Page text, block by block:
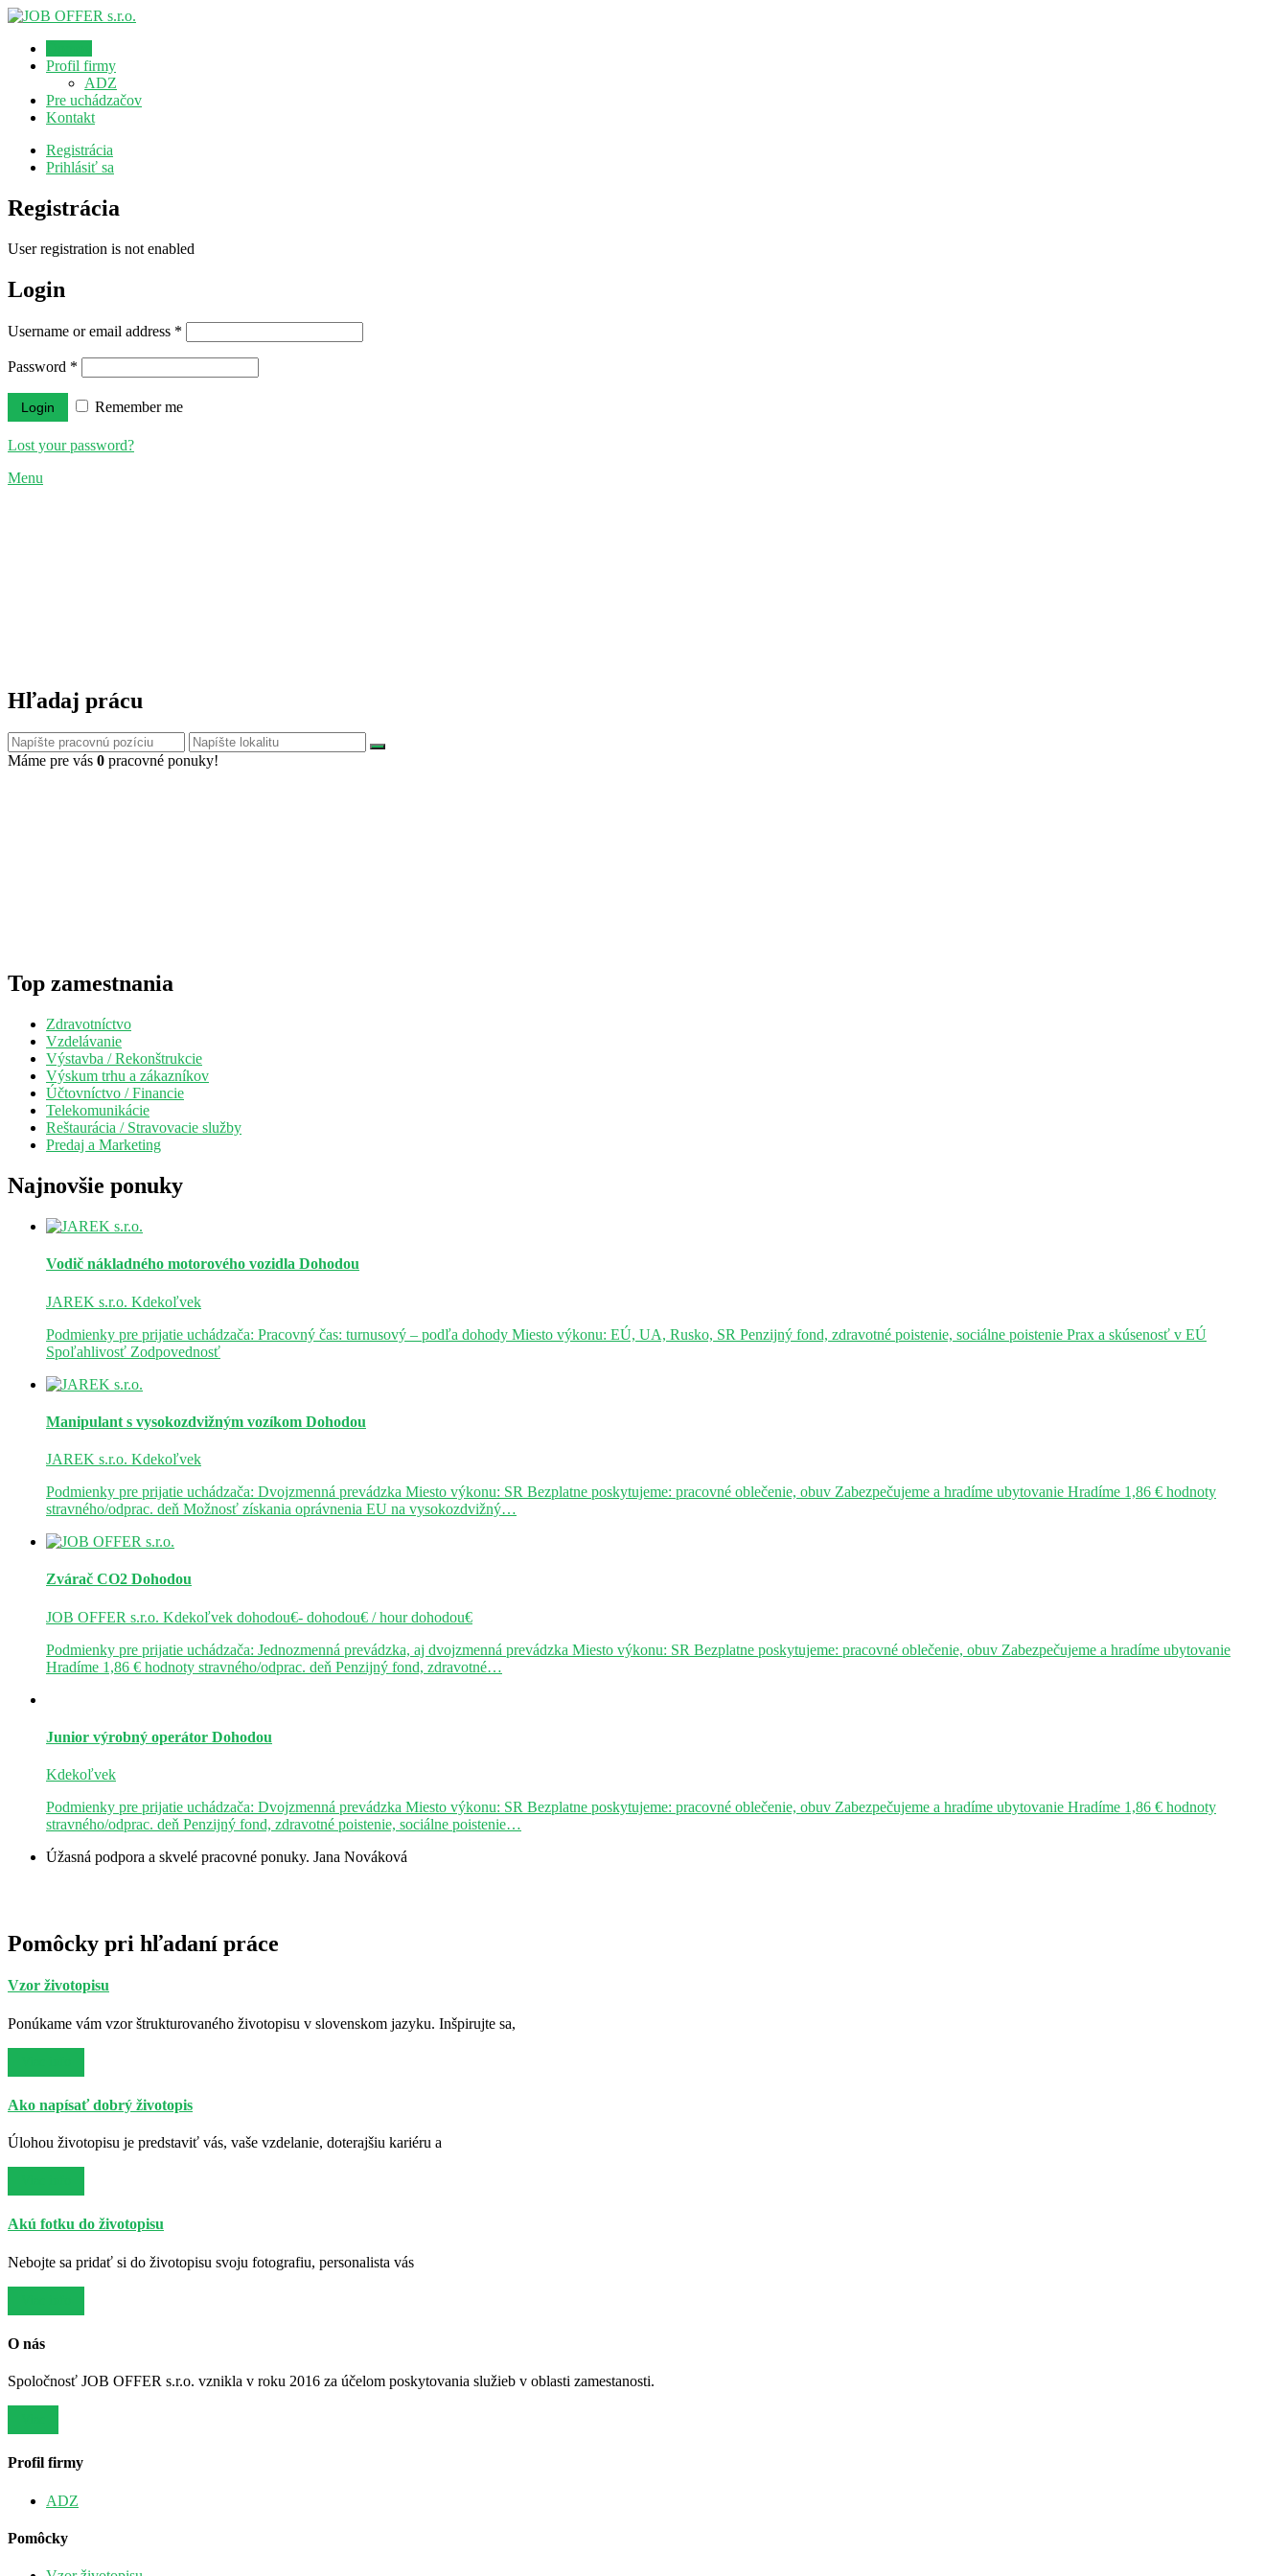
Profil firmy
ADZ
Pre uchádzačov
Kontakt
Registrácia
Prihlásiť sa
Registrácia
User registration is not enabled
Login
Username or email address *
Password *
Remember me
Lost your password?
Menu
Hľadaj prácu
Máme pre vás 0 pracovné ponuky!
Top zamestnania
Zdravotníctvo
Vzdelávanie
Výstavba / Rekonštrukcie
Výskum trhu a zákazníkov
Účtovníctvo / Financie
Telekomunikácie
Reštaurácia / Stravovacie služby
Predaj a Marketing
Najnovšie ponuky
Vodič nákladného motorového vozidla Dohodou
JAREK s.r.o. Kdekoľvek
Podmienky pre prijatie uchádzača: Pracovný čas: turnusový – podľa dohody Miesto výkonu: EÚ, UA, Rusko, SR Penzijný fond, zdravotné poistenie, sociálne poistenie Prax a skúsenosť v EÚ
Spoľahlivosť Zodpovednosť
Manipulant s vysokozdvižným vozíkom Dohodou
JAREK s.r.o. Kdekoľvek
Podmienky pre prijatie uchádzača: Dvojzmenná prevádzka Miesto výkonu: SR Bezplatne poskytujeme: pracovné oblečenie, obuv Zabezpečujeme a hradíme ubytovanie Hradíme 1,86 € hodnoty
stravného/odprac. deň Možnosť získania oprávnenia EU na vysokozdvižný…
Zvárač CO2 Dohodou
JOB OFFER s.r.o. Kdekoľvek dohodou€- dohodou€ / hourdohodou€
Podmienky pre prijatie uchádzača: Jednozmenná prevádzka, aj dvojzmenná prevádzka Miesto výkonu: SR Bezplatne poskytujeme: pracovné oblečenie, obuv Zabezpečujeme a hradíme ubytovanie
Hradíme 1,86 € hodnoty stravného/odprac. deň Penzijný fond, zdravotné…
Junior výrobný operátor Dohodou
Kdekoľvek
Podmienky pre prijatie uchádzača: Dvojzmenná prevádzka Miesto výkonu: SR Bezplatne poskytujeme: pracovné oblečenie, obuv Zabezpečujeme a hradíme ubytovanie Hradíme 1,86 € hodnoty
stravného/odprac. deň Penzijný fond, zdravotné poistenie, sociálne poistenie…
Úžasná podpora a skvelé pracovné ponuky. Jana Nováková
Pomôcky pri hľadaní práce
Vzor životopisu
Ponúkame vám vzor štrukturovaného životopisu v slovenskom jazyku. Inšpirujte sa,
Ako napísať dobrý životopis
Úlohou životopisu je predstaviť vás, vaše vzdelanie, doterajšiu kariéru a
Akú fotku do životopisu
Nebojte sa pridať si do životopisu svoju fotografiu, personalista vás
O nás
Spoločnosť JOB OFFER s.r.o. vznikla v roku 2016 za účelom poskytovania služieb v oblasti zamestanosti.
Profil firmy
ADZ
Pomôcky